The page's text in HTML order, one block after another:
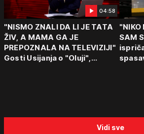
04:58
"NISMO ZNALI DA LI JE TATA
ŽIV, A MAMA GA JE
PREPOZNALA NA TELEVIZIJI"
Gosti Usijanja o "Oluji",
"NIKO
SAM
Vidi sve